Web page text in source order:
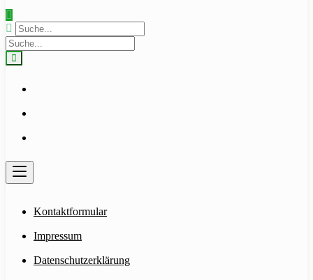
Kontaktformular
Impressum
Datenschutzerklärung